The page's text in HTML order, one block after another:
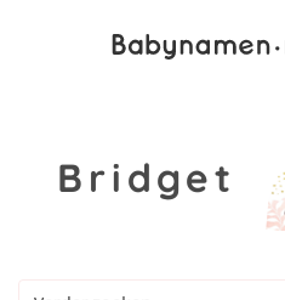
Bridget